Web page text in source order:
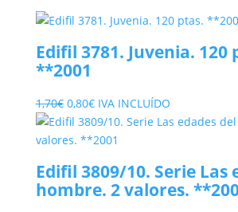
Edifil 3781. Juvenia. 120
**2001
1,70€ El
precio
original
1,70€.
0,80€El
precio
actual
0,80€.
IVA INCLUÍDO
Edifil 3809/10. Serie Las
hombre. 2 valores.